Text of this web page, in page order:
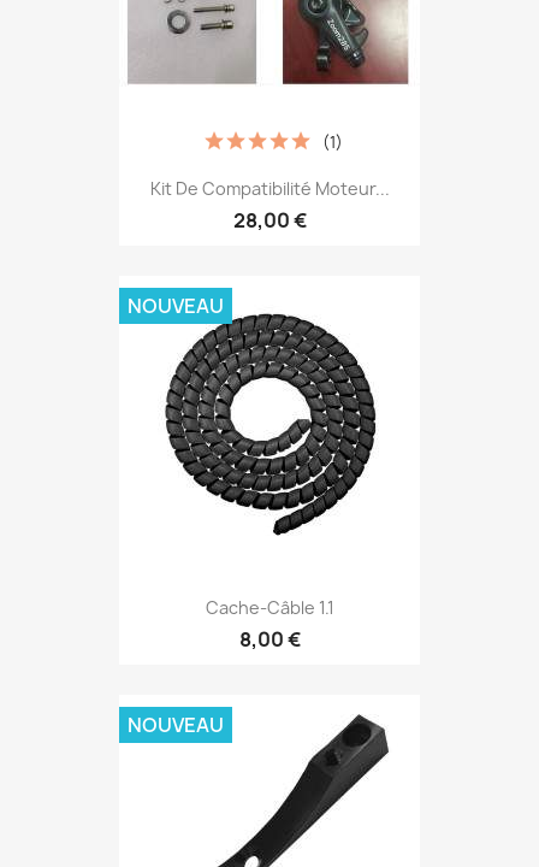
Kit De Compatibilité Moteur...
28,00 €
(1)
Cache-Câble 1.1
8,00 €
NOUVEAU
NOUVEAU